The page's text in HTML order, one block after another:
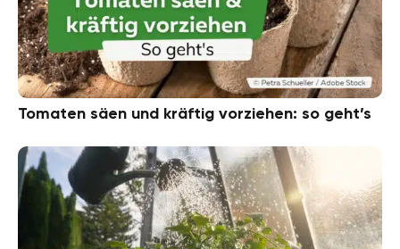
Tomaten säen und kräftig vorziehen: so geht’s